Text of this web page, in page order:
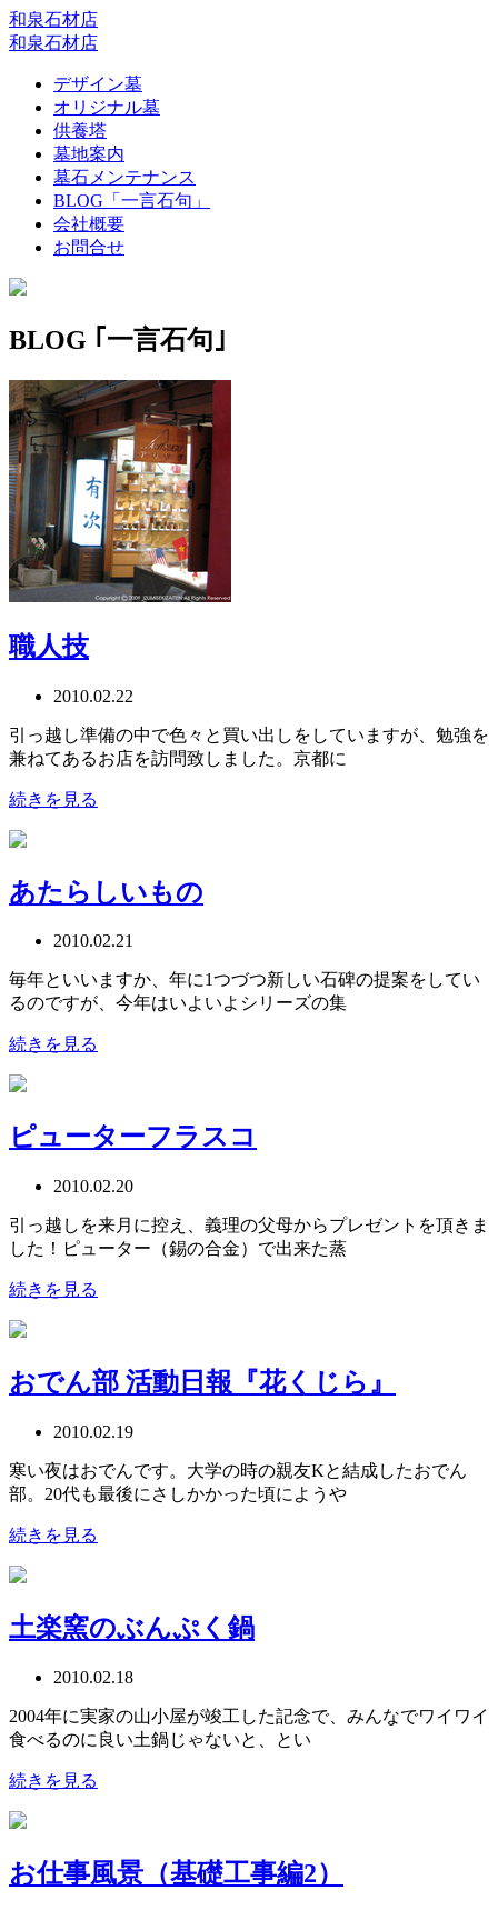
和泉石材店
和泉石材店
デザイン墓
オリジナル墓
供養塔
墓地案内
墓石メンテナンス
BLOG「一言石句」
会社概要
お問合せ
BLOG ｢一言石句｣
職人技
2010.02.22
引っ越し準備の中で色々と買い出しをしていますが、勉強を
兼ねてあるお店を訪問致しました。京都に
続きを見る
あたらしいもの
2010.02.21
毎年といいますか、年に1つづつ新しい石碑の提案をしてい
るのですが、今年はいよいよシリーズの集
続きを見る
ピューターフラスコ
2010.02.20
引っ越しを来月に控え、義理の父母からプレゼントを頂きま
した！ピューター（錫の合金）で出来た蒸
続きを見る
おでん部 活動日報『花くじら』
2010.02.19
寒い夜はおでんです。大学の時の親友Kと結成したおでん
部。20代も最後にさしかかった頃にようや
続きを見る
土楽窯のぶんぷく鍋
2010.02.18
2004年に実家の山小屋が竣工した記念で、みんなでワイワイ
食べるのに良い土鍋じゃないと、とい
続きを見る
お仕事風景（基礎工事編2）